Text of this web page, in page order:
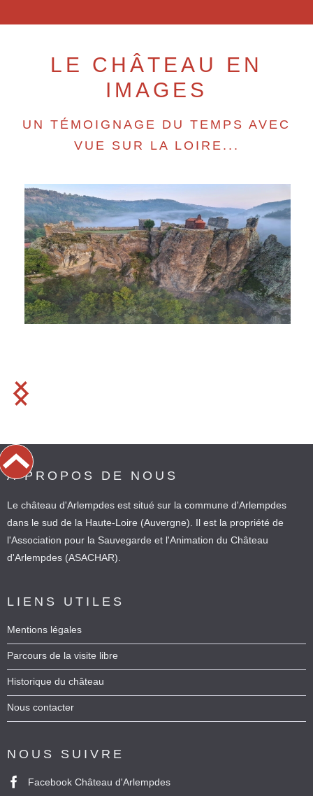
LE CHÂTEAU EN
IMAGES
UN TÉMOIGNAGE DU TEMPS AVEC
VUE SUR LA LOIRE...
À PROPOS DE NOUS
Le château d'Arlempdes est situé sur la commune d'Arlempdes
dans le sud de la Haute-Loire (Auvergne). Il est la propriété de
l'Association pour la Sauvegarde et l'Animation du Château
d'Arlempdes (ASACHAR).
LIENS UTILES
Mentions légales
Parcours de la visite libre
Historique du château
Nous contacter
NOUS SUIVRE
Facebook Château d'Arlempdes